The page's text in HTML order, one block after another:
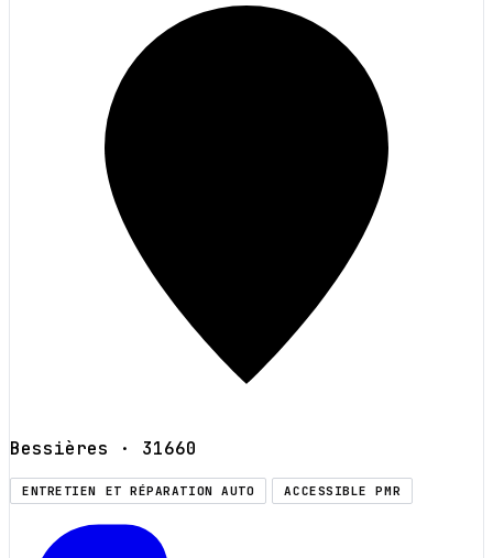
Bessières · 31660
ENTRETIEN ET RÉPARATION AUTO ACCESSIBLE PMR